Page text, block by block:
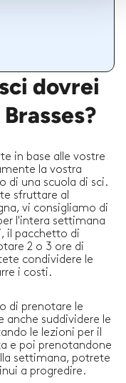
dovrei
in base alle vostre
la vostra
di una scuola di sci.
sfruttare al
vi consigliamo di
l'intera settimana
il pacchetto di
2 o 3 ore di
condividere le
i costi.
di prenotare le
anche suddividere le
le lezioni per il
e poi prenotandone
settimana, potrete
a progredire.